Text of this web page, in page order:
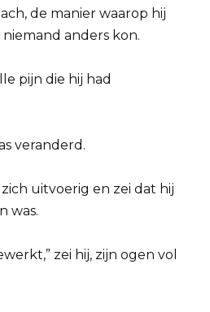
de manier waarop hij
anders kon.
pijn die hij had
veranderd.
uitvoerig en zei dat hij
was.
zei hij, zijn ogen vol